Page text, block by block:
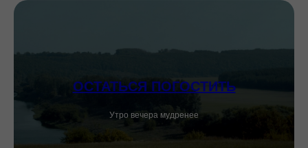
ОСТАТЬСЯ ПОГОСТИТЬ
Утро вечера мудренее